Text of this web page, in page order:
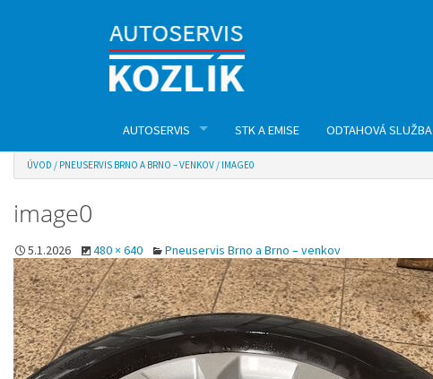
AUTOSERVIS
AUTOSERVIS
GEOMETRIE NÁPRAV
VÝMĚNA OLEJE V AUTOMATICKÉ PŘEVODOVCE
KLIMATIZACE
STK A EMISE ODTAHOVÁ SLUŽBA
ÚVOD / PNEUSERVIS BRNO A BRNO – VENKOV / IMAGE0
image0
5.1.2026 480 × 640 Pneuservis Brno a Brno – venkov